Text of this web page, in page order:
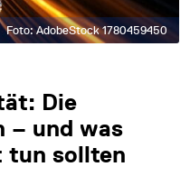
Foto: AdobeStock 1780459450
Die
– und was
tun sollten